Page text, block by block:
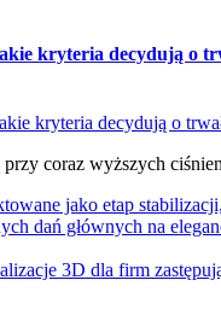
kryteria decydują o
coraz wyższych
jako etap
dań głównych na
3D dla firm